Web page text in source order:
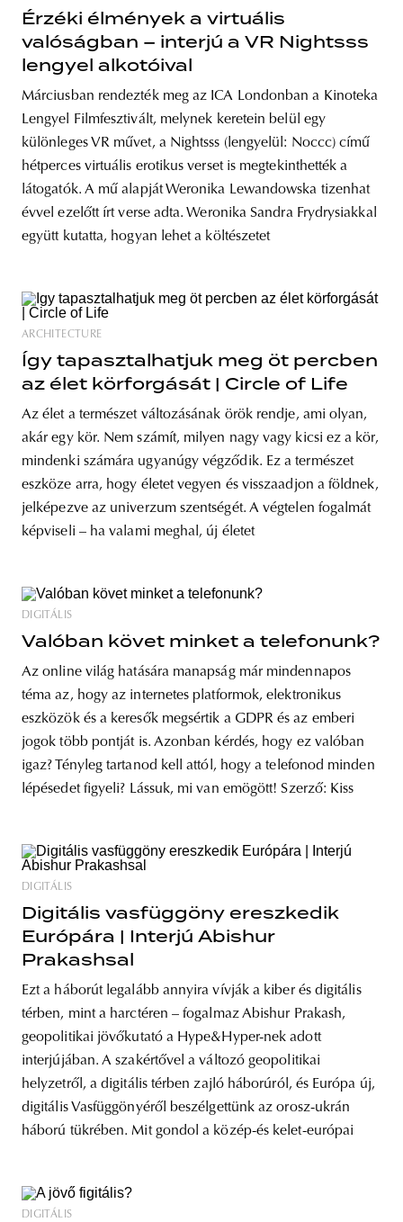
Érzéki élmények a virtuális
valóságban – interjú a VR Nightsss
lengyel alkotóival
Márciusban rendezték meg az ICA Londonban a Kinoteka
Lengyel Filmfesztivált, melynek keretein belül egy
különleges VR művet, a Nightsss (lengyelül: Noccc) című
hétperces virtuális erotikus verset is megtekinthették a
látogatók. A mű alapját Weronika Lewandowska tizenhat
évvel ezelőtt írt verse adta. Weronika Sandra Frydrysiakkal
együtt kutatta, hogyan lehet a költészetet
ARCHITECTURE
Így tapasztalhatjuk meg öt percben
az élet körforgását | Circle of Life
Az élet a természet változásának örök rendje, ami olyan,
akár egy kör. Nem számít, milyen nagy vagy kicsi ez a kör,
mindenki számára ugyanúgy végződik. Ez a természet
eszköze arra, hogy életet vegyen és visszaadjon a földnek,
jelképezve az univerzum szentségét. A végtelen fogalmát
képviseli – ha valami meghal, új életet
DIGITÁLIS
Valóban követ minket a telefonunk?
Az online világ hatására manapság már mindennapos
téma az, hogy az internetes platformok, elektronikus
eszközök és a keresők megsértik a GDPR és az emberi
jogok több pontját is. Azonban kérdés, hogy ez valóban
igaz? Tényleg tartanod kell attól, hogy a telefonod minden
lépésedet figyeli? Lássuk, mi van emögött! Szerző: Kiss
DIGITÁLIS
Digitális vasfüggöny ereszkedik
Európára | Interjú Abishur
Prakashsal
Ezt a háborút legalább annyira vívják a kiber és digitális
térben, mint a harctéren – fogalmaz Abishur Prakash,
geopolitikai jövőkutató a Hype&Hyper-nek adott
interjújában. A szakértővel a változó geopolitikai
helyzetről, a digitális térben zajló háborúról, és Európa új,
digitális Vasfüggönyéről beszélgettünk az orosz-ukrán
háború tükrében. Mit gondol a közép-és kelet-európai
DIGITÁLIS